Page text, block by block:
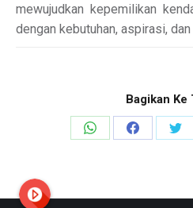
mewujudkan kepemilikan
dengan kebutuhan, aspirasi,
Bagikan Ke
Share
Share